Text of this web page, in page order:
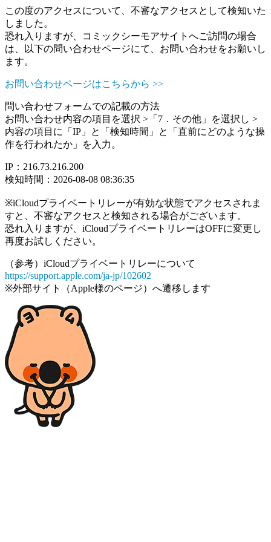
この度のアクセスについて、不審なアクセスとして検知いた
しました。
恐れ入りますが、コミックシーモアサイトへご訪問の場合
は、以下の問い合わせページにて、お問い合わせをお願いし
ます。
お問い合わせページはこちらから >>
問い合わせフォームでの記載の方法
お問い合わせ内容の項目を選択 >「7．その他」を選択し >
内容の項目に「IP」と「検知時間」と「直前にどのような操
作を行われたか」を入力。
IP：216.73.216.200
検知時間：2026-08-08 08:36:35
※iCloudプライベートリレーが有効な状態でアクセスされま
すと、不審なアクセスと検知される場合がございます。
恐れ入りますが、iCloudプライベートリレーはOFFに変更し
再度お試しください。
（参考）iCloudプライベートリレーについて
https://support.apple.com/ja-jp/102602
※外部サイト（Apple様のページ）へ遷移します